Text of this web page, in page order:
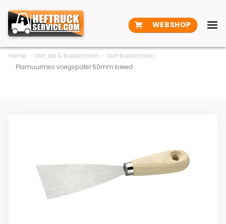
WEBSHOP
Home Verf, lak & toebehoren
Verf toebehoren
Plamuurmes voegspatel 50mm breed